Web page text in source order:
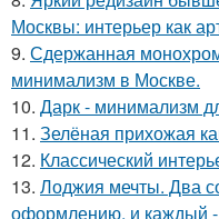
Москвы: интерьер как
9. Сдержанная
минимализм в Москве.
10. Дарк - минимализм
11. Зелёная прихожая
12. Классический
13. Лоджия мечты. Два
оформлению, и каждый